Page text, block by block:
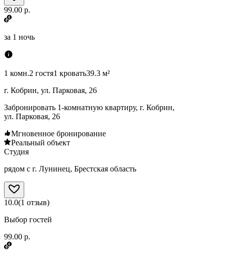
99.00 р.
за 1 ночь
1 комн.2 гостя1 кровать39.3 м²
г. Кобрин, ул. Парковая, 26
Забронировать 1-комнатную квартиру, г. Кобрин,
ул. Парковая, 26
Мгновенное бронирование
Реальный объект
Студия
рядом с г. Лунинец, Брестская область
10.0(1 отзыв)
Выбор гостей
99.00 р.